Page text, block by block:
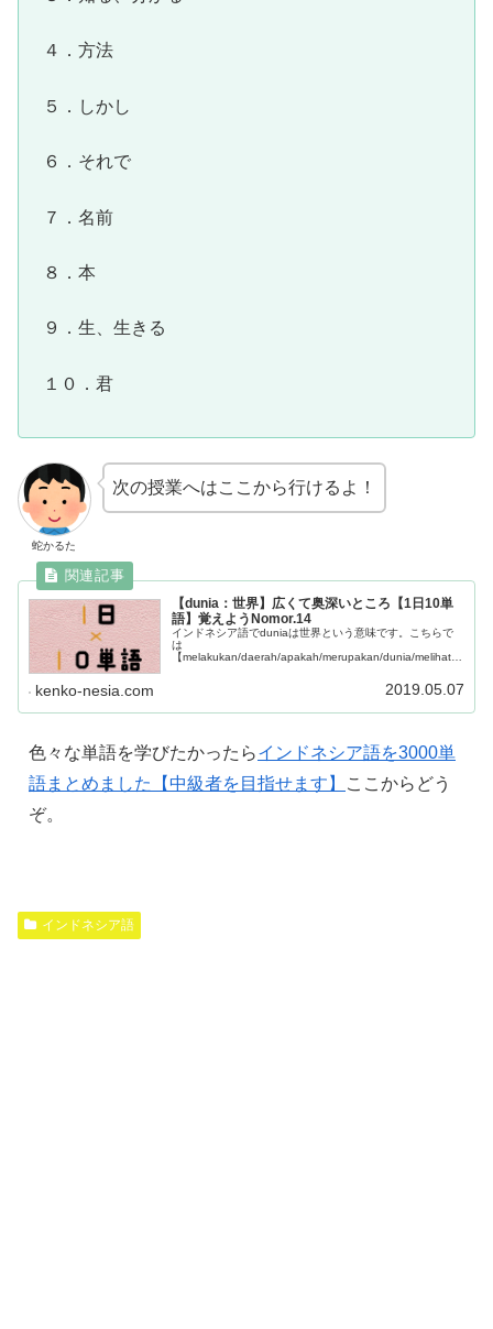
４．方法
５．しかし
６．それで
７．名前
８．本
９．生、生きる
１０．君
蛇かるた
次の授業へはここから行けるよ！
【dunia：世界】広くて奥深いところ【1日10単
語】覚えようNomor.14
インドネシア語でduniaは世界という意味です。こちらで
は
【melakukan/daerah/apakah/merupakan/dunia/melihat/s
kenko-nesia.com 2019.05.07
色々な単語を学びたかったらインドネシア語を3000単
語まとめました【中級者を目指せます】
ここからどう
ぞ。
インドネシア語